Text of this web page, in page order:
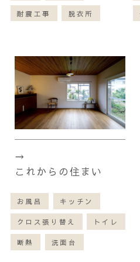
耐震工事 脱衣所
これからの住まい
お風呂 キッチン
クロス張り替え トイレ
断熱 洗面台